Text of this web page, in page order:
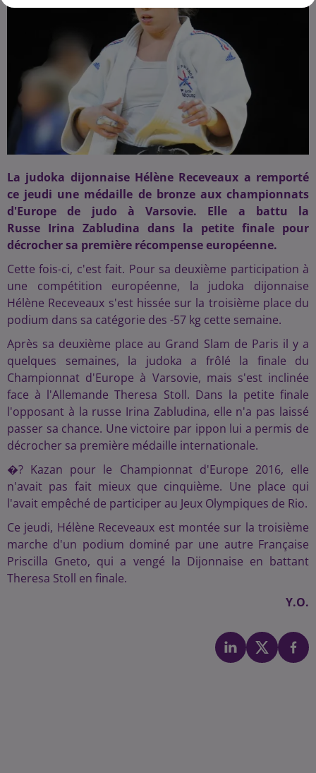
La judoka dijonnaise Hélène Receveaux a remporté
ce jeudi une médaille de bronze aux championnats
d'Europe de judo à Varsovie. Elle a battu la
Russe Irina Zabludina dans la petite finale pour
décrocher sa première récompense européenne.
Cette fois-ci, c'est fait. Pour sa deuxième participation à
une compétition européenne, la judoka dijonnaise
Hélène Receveaux s'est hissée sur la troisième place du
podium dans sa catégorie des -57 kg cette semaine.
Après sa deuxième place au Grand Slam de Paris il y a
quelques semaines, la judoka a frôlé la finale du
Championnat d'Europe à Varsovie, mais s'est inclinée
face à l'Allemande Theresa Stoll. Dans la petite finale
l'opposant à la russe Irina Zabludina, elle n'a pas laissé
passer sa chance. Une victoire par ippon lui a permis de
décrocher sa première médaille internationale.
�? Kazan pour le Championnat d'Europe 2016, elle
n'avait pas fait mieux que cinquième. Une place qui
l'avait empêché de participer au Jeux Olympiques de Rio.
Ce jeudi, Hélène Receveaux est montée sur la troisième
marche d'un podium dominé par une autre Française
Priscilla Gneto, qui a vengé la Dijonnaise en battant
Theresa Stoll en finale.
Y.O.